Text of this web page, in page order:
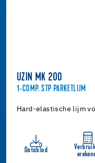
UZIN MK 200
1-COMP. STP PARKETLIJM
Hard-elastische lijm
Datablad